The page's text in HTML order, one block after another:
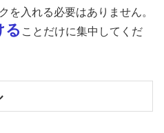
を入れる必要はありません。
る ことだけに集中してくだ